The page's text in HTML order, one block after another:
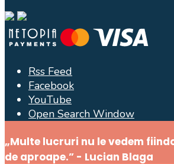
Rss Feed
Facebook
YouTube
Open Search Window
„Multe lucruri nu le vedem
de aproape.” - Lucian Blaga